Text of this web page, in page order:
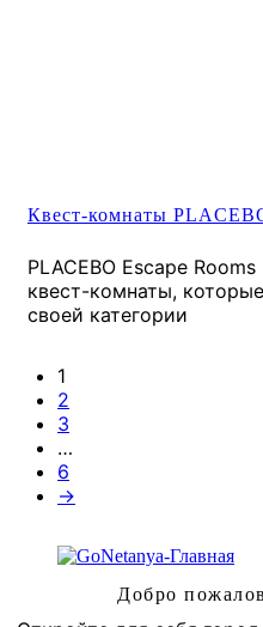
Квест-комнаты
PLACEBO Escape
квест-комнаты,
своей категории
1
2
3
…
6
→
Добро